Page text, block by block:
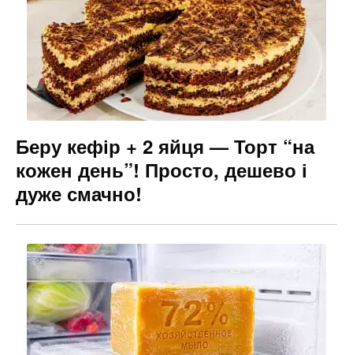
Беру кефір + 2 яйця — Торт “на
кожен день”! Просто, дешево і
дуже смачно!